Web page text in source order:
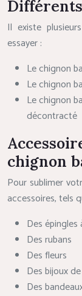
Il existe
essayer :
Le chignon
Le chignon
Le chignon
décontracté
chignon
Pour sublimer
accessoires, tels
Des
Des rubans
Des fleurs
Des bijoux
Des